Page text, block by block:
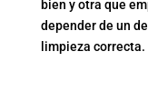
bien y otra que
depender de un
limpieza